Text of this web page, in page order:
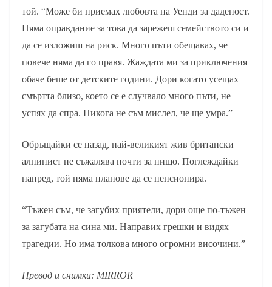
той. “Може би приемах любовта на Уенди за даденост.
Няма оправдание за това да зарежеш семейството си и
да се изложиш на риск. Много пъти обещавах, че
повече няма да го правя. Жаждата ми за приключения
обаче беше от детските години. Дори когато усещах
смъртта близо, което се е случвало много пъти, не
успях да спра. Никога не съм мислел, че ще умра.”
Обръщайки се назад, най-великият жив британски
алпинист не съжалява почти за нищо. Поглеждайки
напред, той няма планове да се пенсионира.
“Тъжен съм, че загубих приятели, дори още по-тъжен
за загубата на сина ми. Направих грешки и видях
трагедии. Но има толкова много огромни височини.”
Превод и снимки: MIRROR